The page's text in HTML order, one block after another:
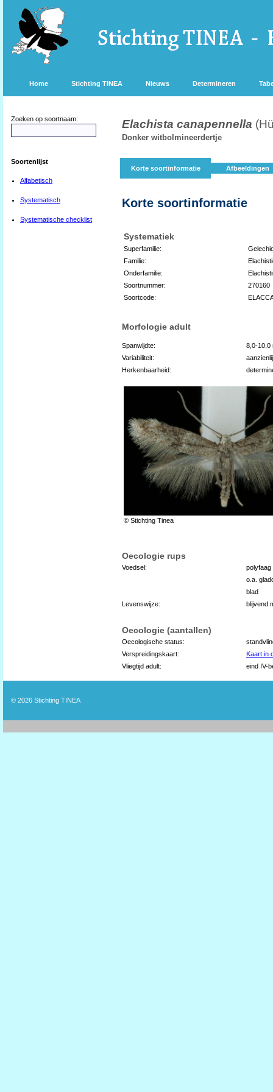
Home Stichting TINEA Nieuws Determineren
Zoeken op soortnaam:
Soortenlijst
Alfabetisch
Systematisch
Systematische checklist
Elachista canapennella
Donker witbolmineerdertje
Korte soortinformatie Afbeeldingen
Korte soortinformatie
Systematiek
Superfamilie:
Familie:
Onderfamilie:
Soortnummer:
270160
Soortcode:
Morfologie adult
Spanwijdte:
8,0-10,0
Variabiliteit:
Herkenbaarheid:
© Stichting Tinea
Oecologie rups
Voedsel:
polyfaag
o.a.
blad
Levenswijze:
blijvend
Oecologie (aantallen)
Oecologische status:
Verspreidingskaart:
Kaart in
Vliegtijd adult:
eind IV-
© 2026 Stichting TINEA